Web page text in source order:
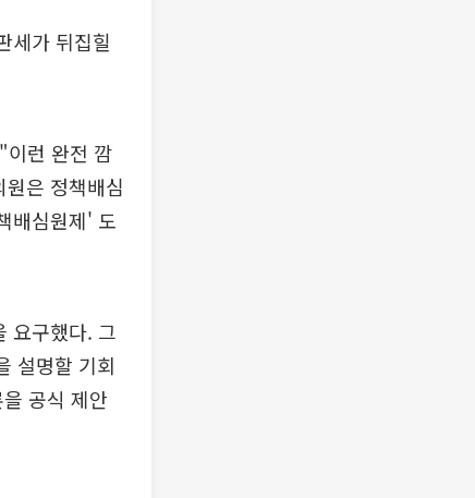
세가 뒤집힐
이런 완전 깜
은 정책배심
배심원제' 도
요구했다. 그
설명할 기회
공식 제안